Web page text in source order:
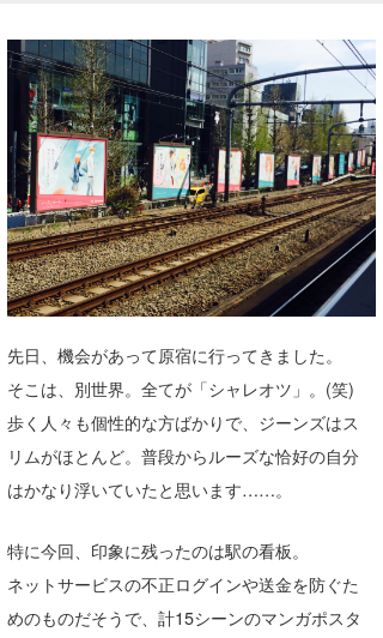
先日、機会があって原宿に行ってきました。
そこは、別世界。全てが「シャレオツ」。(笑)
歩く人々も個性的な方ばかりで、ジーンズはス
リムがほとんど。普段からルーズな恰好の自分
はかなり浮いていたと思います……。
特に今回、印象に残ったのは駅の看板。
ネットサービスの不正ログインや送金を防ぐた
めのものだそうで、計15シーンのマンガポスタ
大阪
四国
沖縄
サーファーズ
ライター/寄稿メディア
Naoya Kimoto
Yasunari Inoue
Yoshiyuki Obata
メディア
Colors MAGAZINE
WAVAL
波伝説アンバサダー/プロライダー
福島寿実子
中浦“JET”章
波伝説スタッフ
☆加藤
波伝説